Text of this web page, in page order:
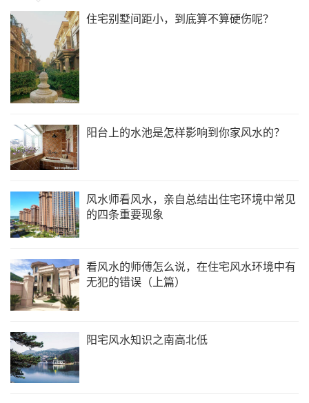
住宅别墅间距小，到底算不算硬伤呢？
阳台上的水池是怎样影响到你家风水的？
风水师看风水，亲自总结出住宅环境中常见
的四条重要现象
看风水的师傅怎么说，在住宅风水环境中有
无犯的错误（上篇）
阳宅风水知识之南高北低